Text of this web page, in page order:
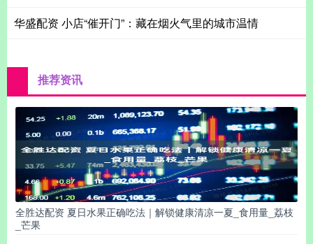
华盛配资 小店“催开门”：藏在烟火气里的城市温情
推荐资讯
全胜达配资 夏日水果正确吃法｜解锁健康清凉一夏_食用量_荔枝
_芒果